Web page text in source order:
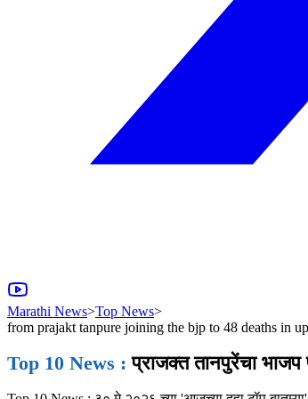
Marathi News>Top News>
from prajakt tanpure joining the bjp to 48 deaths in
Top 10 News : प्राजक्त तानपुरेंचा भाजप